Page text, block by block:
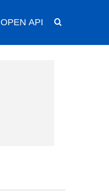
OPEN API